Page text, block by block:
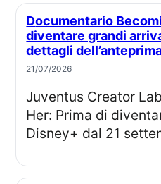
Documentario Becoming Her: prima di
diventare grandi
dettagli
21/07/2026
Juventus Creator Lab svela “Becoming
Her: Prima di
Disney+ dal 21